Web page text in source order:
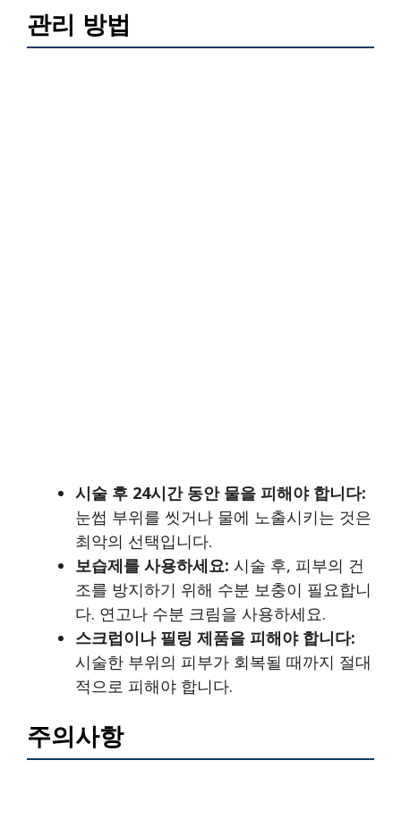
관리 방법
시술 후 24시간 동안 물을 피해야 합니다:
눈썹 부위를 씻거나 물에 노출시키는 것은
최악의 선택입니다.
보습제를 사용하세요: 시술 후, 피부의 건
조를 방지하기 위해 수분 보충이 필요합니
다. 연고나 수분 크림을 사용하세요.
스크럽이나 필링 제품을 피해야 합니다:
시술한 부위의 피부가 회복될 때까지 절대
적으로 피해야 합니다.
주의사항